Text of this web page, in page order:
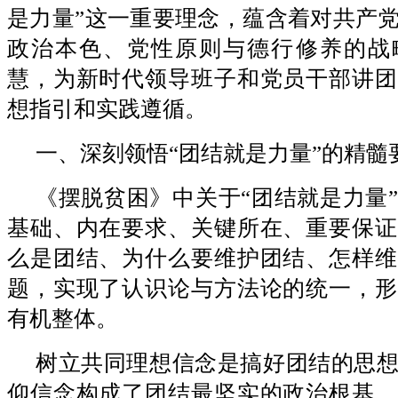
是力量”这一重要理念，蕴含着对共产
政治本色、党性原则与德行修养的
慧，为新时代领导班子和党员干部讲
想指引和实践遵循。
一、深刻领悟“团结就是力量”的精髓
《摆脱贫困》中关于“团结就是力
基础、内在要求、关键所在、重要保
么是团结、为什么要维护团结、怎样
题，实现了认识论与方法论的统一，
有机整体。
树立共同理想信念是搞好团结的思
仰信念构成了团结最坚实的政治根基